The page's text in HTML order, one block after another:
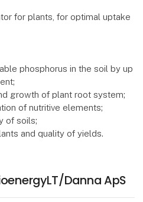
for plants, for optimal uptake
phosphorus in the soil by up
growth of plant root system;
of nutritive elements;
of soils;
and quality of yields.
Danna ApS